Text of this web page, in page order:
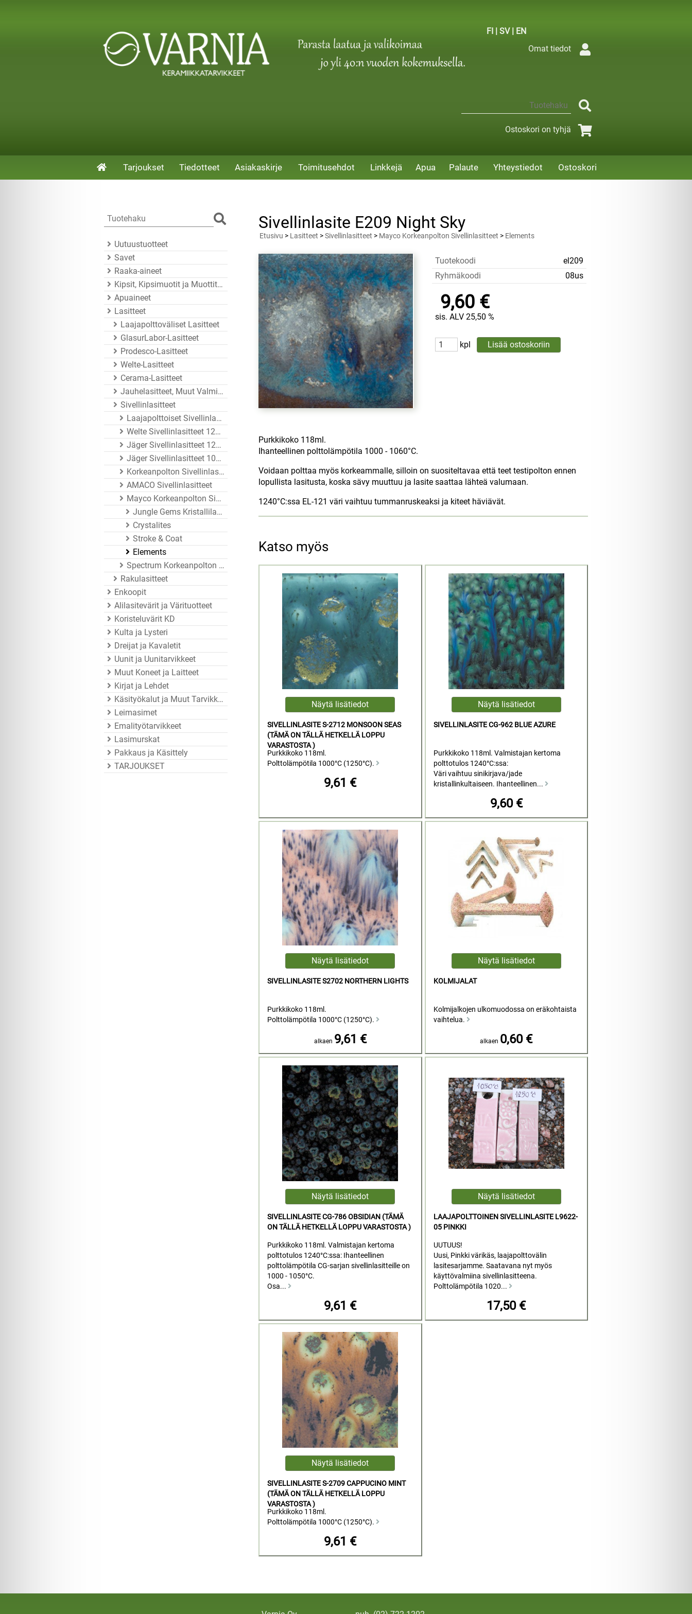
FI | SV| EN
Omat tiedot
Ostoskori on tyhjä
Tarjoukset Tiedotteet Asiakaskirje Toimitusehdot Linkkejä Apua Palaute Yhteystiedot Ostoskori
Uutuustuotteet
Savet
Raaka-aineet
Kipsit, Kipsimuotit ja Muottitarvikkeet
Apuaineet
Lasitteet
Laajapolttoväliset Lasitteet
GlasurLabor-Lasitteet
Prodesco-Lasitteet
Welte-Lasitteet
Cerama-Lasitteet
Jauhelasitteet, Muut Valmistajat
Sivellinlasitteet
Laajapolttoiset Sivellinlasitteet
Welte Sivellinlasitteet 1200 - 1250°C
Jäger Sivellinlasitteet 1200 - 1260°C
Jäger Sivellinlasitteet 1020 - 1080°C
Korkeanpolton Sivellinlasitteet
AMACO Sivellinlasitteet
Mayco Korkeanpolton Sivellinlasitteet
Jungle Gems Kristallilasitteet
Crystalites
Stroke & Coat
Elements
Spectrum Korkeanpolton Sivellinlasitteet
Rakulasitteet
Enkoopit
Alilasitevärit ja Värituotteet
Koristeluvärit KD
Kulta ja Lysteri
Dreijat ja Kavaletit
Uunit ja Uunitarvikkeet
Muut Koneet ja Laitteet
Kirjat ja Lehdet
Käsityökalut ja Muut Tarvikkeet
Leimasimet
Emalityötarvikkeet
Lasimurskat
Pakkaus ja Käsittely
TARJOUKSET
Sivellinlasite E209 Night Sky
Etusivu > Lasitteet >Sivellinlasitteet > Mayco Korkeanpolton Sivellinlasitteet > Elements
Tuotekoodi
el209
Ryhmäkoodi
08us
9,60 €
sis. ALV 25,50 %
kpl
Purkkikoko 118ml.
Ihanteellinen polttolämpötila 1000 - 1060°C.
Voidaan polttaa myös korkeammalle, silloin on suositeltavaa että teet testipolton ennen
lopullista lasitusta, koska sävy muuttuu ja lasite saattaa lähteä valumaan.
1240°C:ssa EL-121 väri vaihtuu tummanruskeaksi ja kiteet häviävät.
Katso myös
SIVELLINLASITE S-2712 MONSOON SEAS
(TÄMÄ ON TÄLLÄ HETKELLÄ LOPPU
VARASTOSTA )
Purkkikoko 118ml.
Polttolämpötila 1000°C (1250°C).
9,61 €
SIVELLINLASITE CG-962 BLUE AZURE
Purkkikoko 118ml. Valmistajan kertoma
polttotulos 1240°C:ssa:
Väri vaihtuu sinikirjava/jade
kristallinkultaiseen. Ihanteellinen...
9,60 €
SIVELLINLASITE S2702 NORTHERN LIGHTS
Purkkikoko 118ml.
Polttolämpötila 1000°C (1250°C).
alkaen 9,61 €
KOLMIJALAT
Kolmijalkojen ulkomuodossa on eräkohtaista
vaihtelua.
alkaen 0,60 €
SIVELLINLASITE CG-786 OBSIDIAN (TÄMÄ
ON TÄLLÄ HETKELLÄ LOPPU VARASTOSTA )
Purkkikoko 118ml. Valmistajan kertoma
polttotulos 1240°C:ssa: Ihanteellinen
polttolämpötila CG-sarjan sivellinlasitteille on
1000 - 1050°C.
Osa...
9,61 €
LAAJAPOLTTOINEN SIVELLINLASITE L9622-
05 PINKKI
UUTUUS!
Uusi, Pinkki värikäs, laajapolttovälin
lasitesarjamme. Saatavana nyt myös
käyttövalmiina sivellinlasitteena.
Polttolämpötila 1020...
17,50 €
SIVELLINLASITE S-2709 CAPPUCINO MINT
(TÄMÄ ON TÄLLÄ HETKELLÄ LOPPU
VARASTOSTA )
Purkkikoko 118ml.
Polttolämpötila 1000°C (1250°C).
9,61 €